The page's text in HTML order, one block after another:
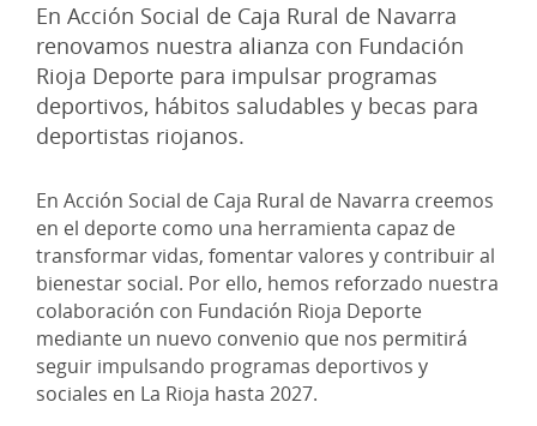
En Acción Social de Caja Rural de Navarra
renovamos nuestra alianza con Fundación
Rioja Deporte para impulsar programas
deportivos, hábitos saludables y becas para
deportistas riojanos.
En Acción Social de Caja Rural de Navarra creemos
en el deporte como una herramienta capaz de
transformar vidas, fomentar valores y contribuir al
bienestar social. Por ello, hemos reforzado nuestra
colaboración con Fundación Rioja Deporte
mediante un nuevo convenio que nos permitirá
seguir impulsando programas deportivos y
sociales en La Rioja hasta 2027.